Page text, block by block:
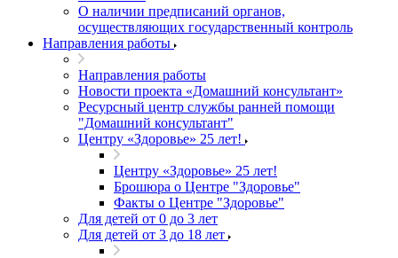
О наличии предписаний органов,
осуществляющих государственный контроль
Направления работы
Направления работы
Новости проекта «Домашний консультант»
Ресурсный центр службы ранней помощи
"Домашний консультант"
Центру «Здоровье» 25 лет!
Центру «Здоровье» 25 лет!
Брошюра о Центре "Здоровье"
Факты о Центре "Здоровье"
Для детей от 0 до 3 лет
Для детей от 3 до 18 лет